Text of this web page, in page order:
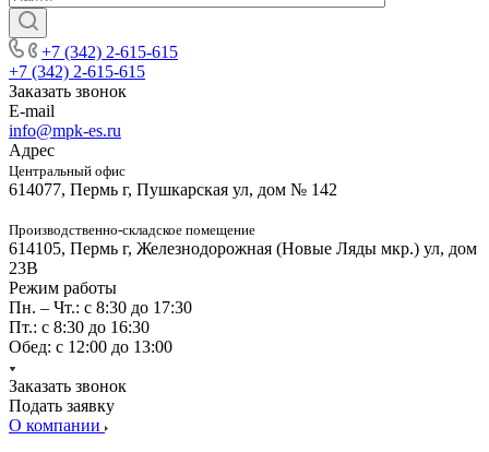
+7 (342) 2-615-615
+7 (342) 2-615-615
Заказать звонок
E-mail
info@mpk-es.ru
Адрес
Центральный офис
614077, Пермь г, Пушкарская ул, дом № 142
Производственно-складское помещение
614105, Пермь г, Железнодорожная (Новые Ляды мкр.) ул, дом
23В
Режим работы
Пн. – Чт.: с 8:30 до 17:30
Пт.: с 8:30 до 16:30
Обед: с 12:00 до 13:00
Заказать звонок
Подать заявку
О компании